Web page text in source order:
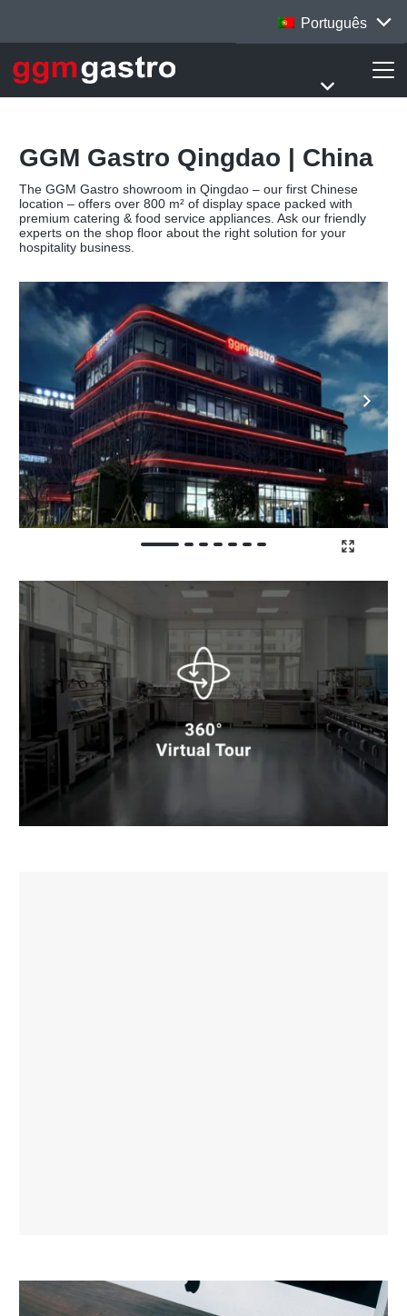
Português
GGM Gastro Qingdao | China
The GGM Gastro showroom in Qingdao – our first Chinese
location – offers over 800 m² of display space packed with
premium catering & food service appliances. Ask our friendly
experts on the shop floor about the right solution for your
hospitality business.